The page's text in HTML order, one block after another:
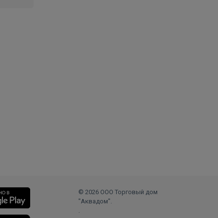
© 2026 ООО Торговый дом
"Аквадом".
.